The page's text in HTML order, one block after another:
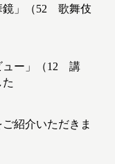
鏡」（52 歌舞伎
ュー」（12 講
紹介いただきま